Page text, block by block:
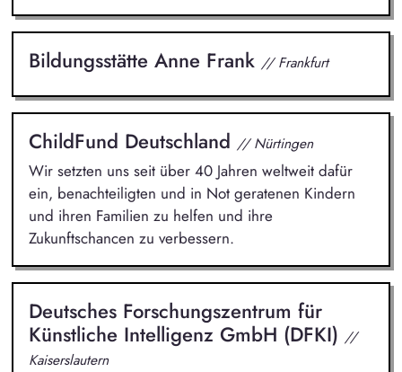
Bildungsstätte Anne Frank // Frankfurt
ChildFund Deutschland // Nürtingen
Wir setzten uns seit über 40 Jahren weltweit dafür
ein, benachteiligten und in Not geratenen Kindern
und ihren Familien zu helfen und ihre
Zukunftschancen zu verbessern.
Deutsches Forschungszentrum für
Künstliche Intelligenz GmbH (DFKI) //
Kaiserslautern